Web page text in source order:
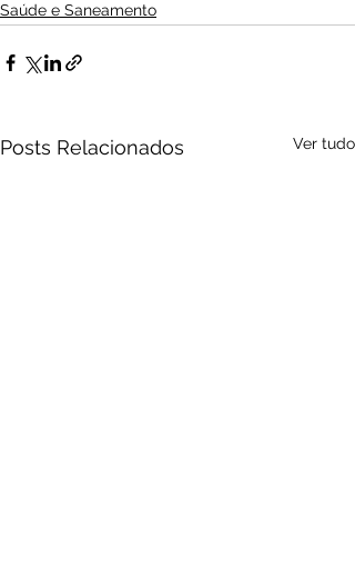
Saúde e Saneamento
Posts Relacionados Ver tudo